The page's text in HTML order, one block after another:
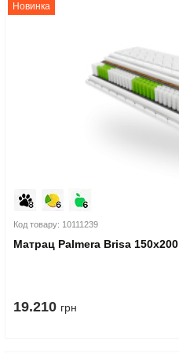
Новинка
Код товару: 10111239
Матрац Palmera Brisa 150x200
19.210 грн